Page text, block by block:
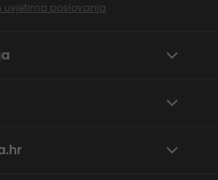
uvjetima poslovanja